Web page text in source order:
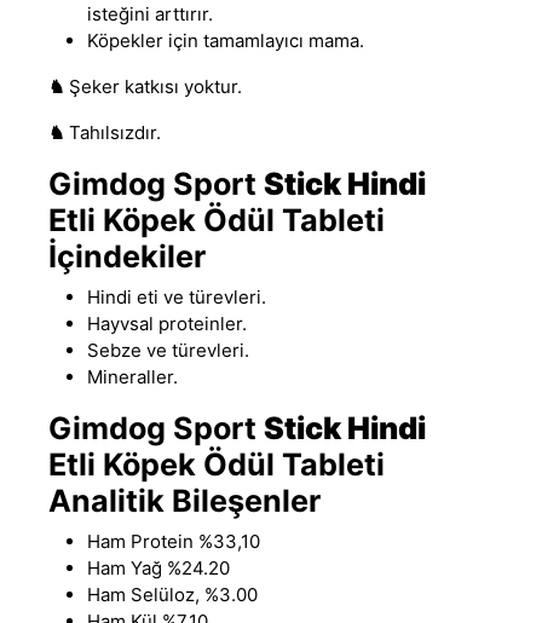
isteğini arttırır.
Köpekler için tamamlayıcı mama.
♞ Şeker katkısı yoktur.
♞ Tahılsızdır.
Gimdog Sport Stick Hindi
Etli Köpek Ödül Tableti
İçindekiler
Hindi eti ve türevleri.
Hayvsal proteinler.
Sebze ve türevleri.
Mineraller.
Gimdog Sport Stick Hindi
Etli Köpek Ödül Tableti
Analitik Bileşenler
Ham Protein %33,10
Ham Yağ %24.20
Ham Selüloz, %3.00